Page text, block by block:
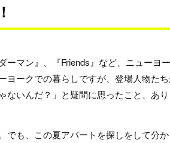
ーマン』、『Friends』など、ニュー
ヨークでの暮らしですが、登場人物た
ないんだ？」と疑問に思ったこと、あり
でも、この夏アパートを探しをして分